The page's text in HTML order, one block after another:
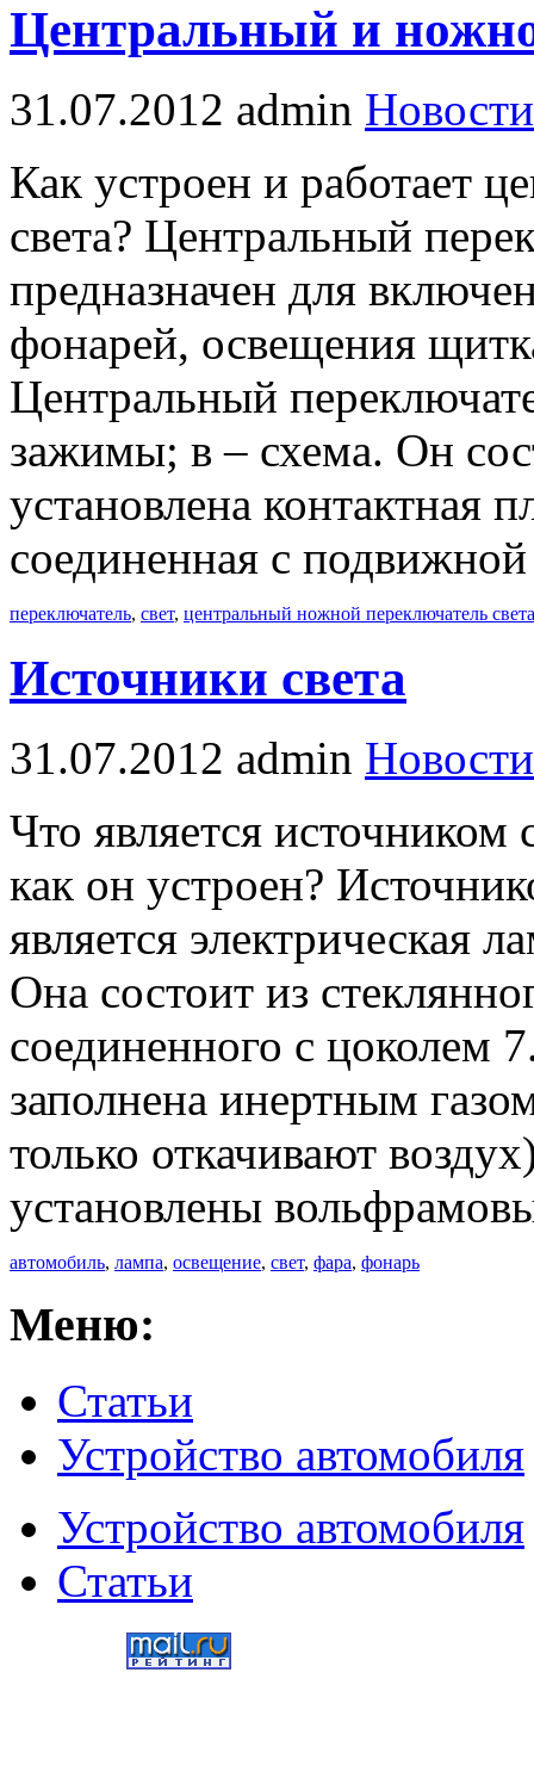
Центральный и
31.07.2012 admin Новости
Как устроен и работает
света? Центральный
предназначен для
фонарей, освещения
Центральный
зажимы; в – схема. Он
установлена контактная
соединенная с
переключатель, свет, центральный ножной переключатель света
Источники света
31.07.2012 admin Новости
Что является
как он устроен?
является электрическая
Она состоит из
соединенного с цоколем
заполнена инертным
только откачивают
установлены
автомобиль, лампа, освещение, свет, фара, фонарь
Меню:
Статьи
Устройство автомобиля
Устройство автомобиля
Статьи